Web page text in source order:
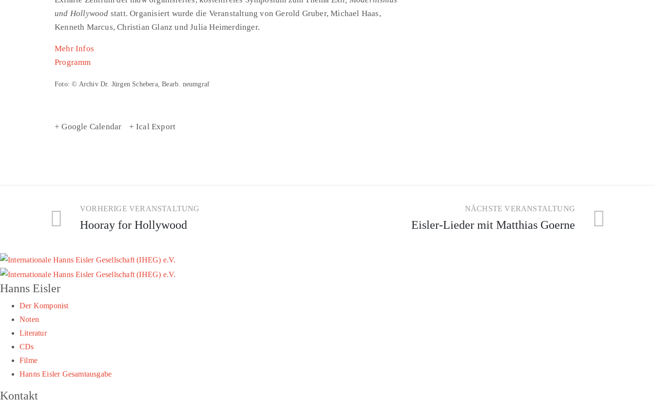
und Hollywood statt. Organisiert wurde die Veranstaltung von Gerold Gruber, Michael Haas,
Kenneth Marcus, Christian Glanz und Julia Heimerdinger.
Mehr Infos
Programm
Foto: © Archiv Dr. Jürgen Schebera, Bearb. neumgraf
+ Google Calendar + Ical Export
VORHERIGE VERANSTALTUNG
Hooray for Hollywood
NÄCHSTE VERANSTALTUNG
Eisler-Lieder mit Matthias Goerne
Hanns Eisler
Der Komponist
Noten
Literatur
CDs
Filme
Hanns Eisler Gesamtausgabe
Kontakt